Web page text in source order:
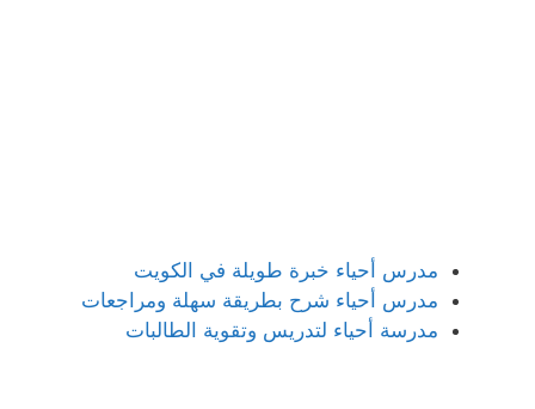
مدرس أحياء خبرة طويلة في الكويت
مدرس أحياء شرح بطريقة سهلة ومراجعات
مدرسة أحياء لتدريس وتقوية الطالبات